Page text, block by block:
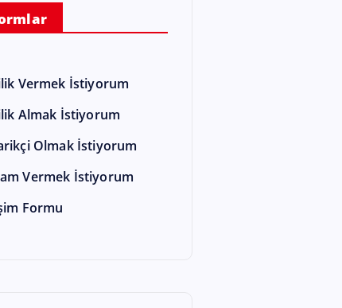
Vermek İstiyorum
Almak İstiyorum
Olmak İstiyorum
Vermek İstiyorum
Formu